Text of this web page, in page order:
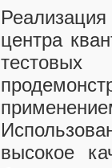
центра
высокое